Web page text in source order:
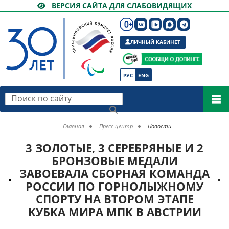
ВЕРСИЯ САЙТА ДЛЯ СЛАБОВИДЯЩИХ
РУС ENG
ЛИЧНЫЙ КАБИНЕТ
Поиск по сайту
Главная Пресс-центр Новости
3 ЗОЛОТЫЕ, 3 СЕРЕБРЯНЫЕ И 2
БРОНЗОВЫЕ МЕДАЛИ
ЗАВОЕВАЛА СБОРНАЯ КОМАНДА
РОССИИ ПО ГОРНОЛЫЖНОМУ
СПОРТУ НА ВТОРОМ ЭТАПЕ
КУБКА МИРА МПК В АВСТРИИ